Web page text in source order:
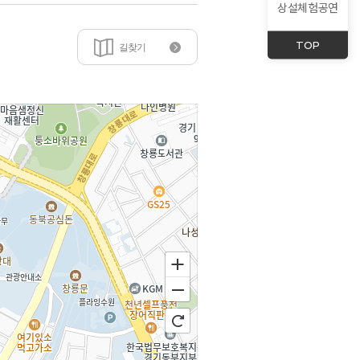
상설체험공연
TOP
길찾기